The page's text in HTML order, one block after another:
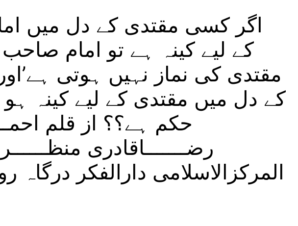
اگر کسی مقتدی کے دل میں
کے لیے کینہ ہے تو امام
مقتدی کی نماز نہیں ہوتی
کے دل میں مقتدی کے لیے کینہ ہو
حکم ہے؟؟ از قلم
رضـــــــاقادری
المرکزالاسلامی دارالفکر درگاہ